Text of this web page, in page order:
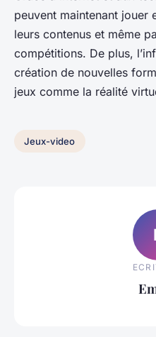
peuvent maintenant jouer
leurs contenus et même
compétitions. De plus,
création de nouvelles
jeux comme la réalité
Jeux-video